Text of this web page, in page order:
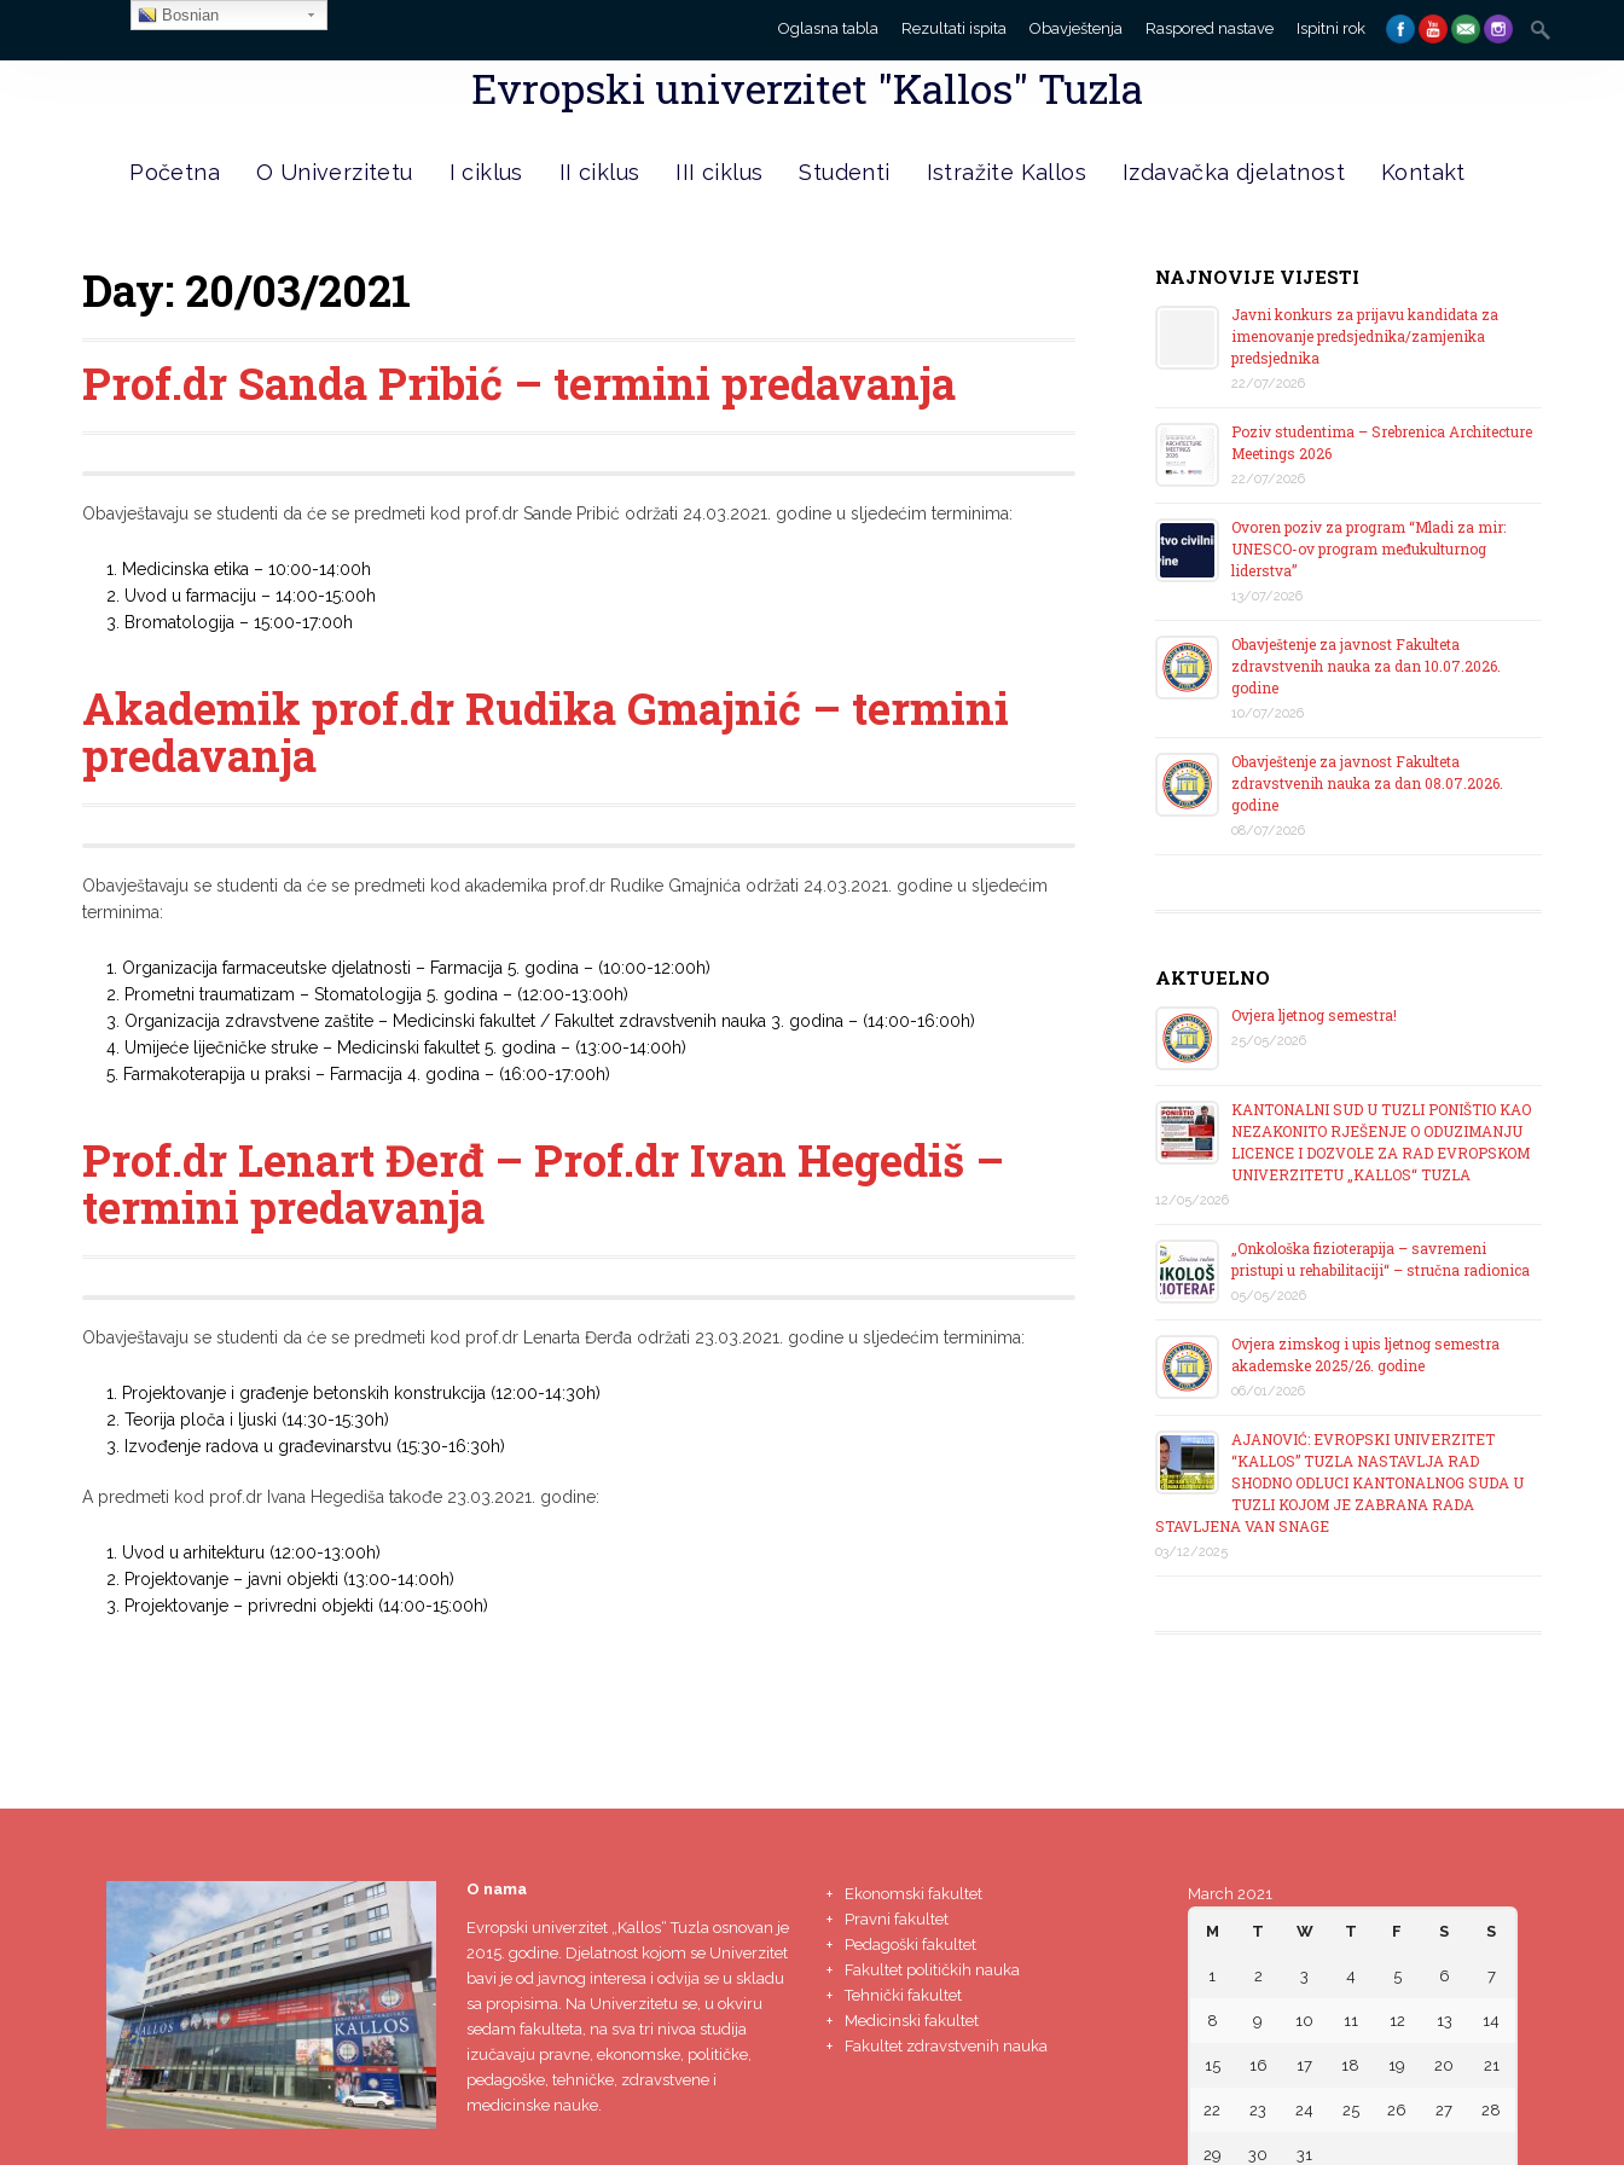
Oglasna tabla Rezultati ispita Obavještenja Raspored nastave Ispitni rok
Search
for:
Evropski univerzitet "Kallos" Tuzla
Početna O Univerzitetu I ciklus II ciklus III ciklus Studenti Istražite Kallos Izdavačka djelatnost Kontakt
Day: 20/03/2021
Prof.dr Sanda Pribić – termini predavanja
Obavještavaju se studenti da će se predmeti kod prof.dr Sande Pribić održati 24.03.2021. godine u sljedećim terminima:
Medicinska etika – 10:00-14:00h
Uvod u farmaciju – 14:00-15:00h
Bromatologija – 15:00-17:00h
Akademik prof.dr Rudika Gmajnić – termini
predavanja
Obavještavaju se studenti da će se predmeti kod akademika prof.dr Rudike Gmajnića održati 24.03.2021. godine u sljedećim
terminima:
Organizacija farmaceutske djelatnosti – Farmacija 5. godina – (10:00-12:00h)
Prometni traumatizam – Stomatologija 5. godina – (12:00-13:00h)
Organizacija zdravstvene zaštite – Medicinski fakultet / Fakultet zdravstvenih nauka 3. godina – (14:00-16:00h)
Umijeće liječničke struke – Medicinski fakultet 5. godina – (13:00-14:00h)
Farmakoterapija u praksi – Farmacija 4. godina – (16:00-17:00h)
Prof.dr Lenart Đerđ – Prof.dr Ivan Hegediš –
termini predavanja
Obavještavaju se studenti da će se predmeti kod prof.dr Lenarta Đerđa održati 23.03.2021. godine u sljedećim terminima:
Projektovanje i građenje betonskih konstrukcija (12:00-14:30h)
Teorija ploča i ljuski (14:30-15:30h)
Izvođenje radova u građevinarstvu (15:30-16:30h)
A predmeti kod prof.dr Ivana Hegediša takođe 23.03.2021. godine:
Uvod u arhitekturu (12:00-13:00h)
Projektovanje – javni objekti (13:00-14:00h)
Projektovanje – privredni objekti (14:00-15:00h)
NAJNOVIJE VIJESTI
Javni konkurs za prijavu kandidata za
imenovanje predsjednika/zamjenika
predsjednika
22/07/2026
Poziv studentima – Srebrenica Architecture
Meetings 2026
22/07/2026
Ovoren poziv za program “Mladi za mir:
UNESCO-ov program međukulturnog
liderstva”
13/07/2026
Obavještenje za javnost Fakulteta
zdravstvenih nauka za dan 10.07.2026.
godine
10/07/2026
Obavještenje za javnost Fakulteta
zdravstvenih nauka za dan 08.07.2026.
godine
08/07/2026
AKTUELNO
Ovjera ljetnog semestra!
25/05/2026
KANTONALNI SUD U TUZLI PONIŠTIO KAO
NEZAKONITO RJEŠENJE O ODUZIMANJU
LICENCE I DOZVOLE ZA RAD EVROPSKOM
UNIVERZITETU „KALLOS“ TUZLA
12/05/2026
„Onkološka fizioterapija – savremeni
pristupi u rehabilitaciji“ – stručna radionica
05/05/2026
Ovjera zimskog i upis ljetnog semestra
akademske 2025/26. godine
06/01/2026
AJANOVIĆ: EVROPSKI UNIVERZITET
“KALLOS” TUZLA NASTAVLJA RAD
SHODNO ODLUCI KANTONALNOG SUDA U
TUZLI KOJOM JE ZABRANA RADA
STAVLJENA VAN SNAGE
03/12/2025
O nama
Evropski univerzitet „Kallos“ Tuzlaosnovan je
2015. godine. Djelatnost kojom se Univerzitet
bavi je od javnog interesa i odvija se u skladu
sa propisima. Na Univerzitetu se, u okviru
sedam fakulteta, na sva tri nivoa studija
izučavaju pravne, ekonomske, političke,
pedagoške, tehničke, zdravstvene i
medicinske nauke.
Ekonomski fakultet
Pravni fakultet
Pedagoški fakultet
Fakultet političkih nauka
Tehnički fakultet
Medicinski fakultet
Fakultet zdravstvenih nauka
March 2021
M T W T F S S
1 2 3 4 5 6 7
8 9 10 11 12 13 14
15 16 17 18 19 20 21
22 23 24 25 26 27 28
29 30 31
Bosnian